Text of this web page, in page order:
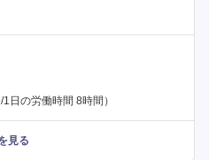
日の労働時間 8時間）
見る